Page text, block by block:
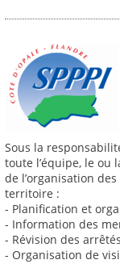
Sous la
toute l’équipe, le ou
de l’organisation
territoire :
- Planification et
- Information des
- Révision des
- Organisation de